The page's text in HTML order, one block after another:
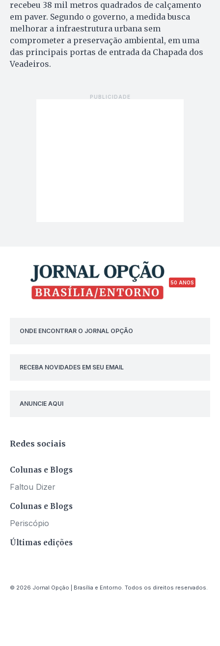
recebeu 38 mil metros quadrados de calçamento
em paver. Segundo o governo, a medida busca
melhorar a infraestrutura urbana sem
comprometer a preservação ambiental, em uma
das principais portas de entrada da Chapada dos
Veadeiros.
50 ANOS
ONDE ENCONTRAR O JORNAL OPÇÃO
RECEBA NOVIDADES EM SEU EMAIL
ANUNCIE AQUI
Redes sociais
Colunas e Blogs
Faltou Dizer
Colunas e Blogs
Periscópio
Últimas edições
© 2026 Jornal Opção | Brasília e Entorno. Todos os direitos reservados.